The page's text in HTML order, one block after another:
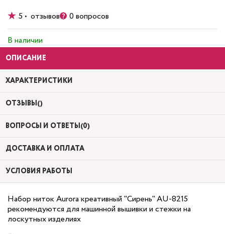
5 • отзывов 0 вопросов
В наличии
ОПИСАНИЕ
ХАРАКТЕРИСТИКИ
ОТЗЫВЫ()
ВОПРОСЫ И ОТВЕТЫ(0)
ДОСТАВКА И ОПЛАТА
УСЛОВИЯ РАБОТЫ
Набор ниток Aurora креативный "Сирень" AU-8215
рекомендуются для машинной вышивки и стежки на
лоскутных изделиях